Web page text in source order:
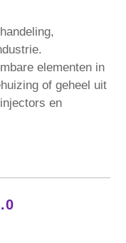
elementen in
of geheel uit
en